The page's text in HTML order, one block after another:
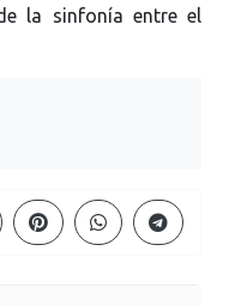
la sinfonía entre el